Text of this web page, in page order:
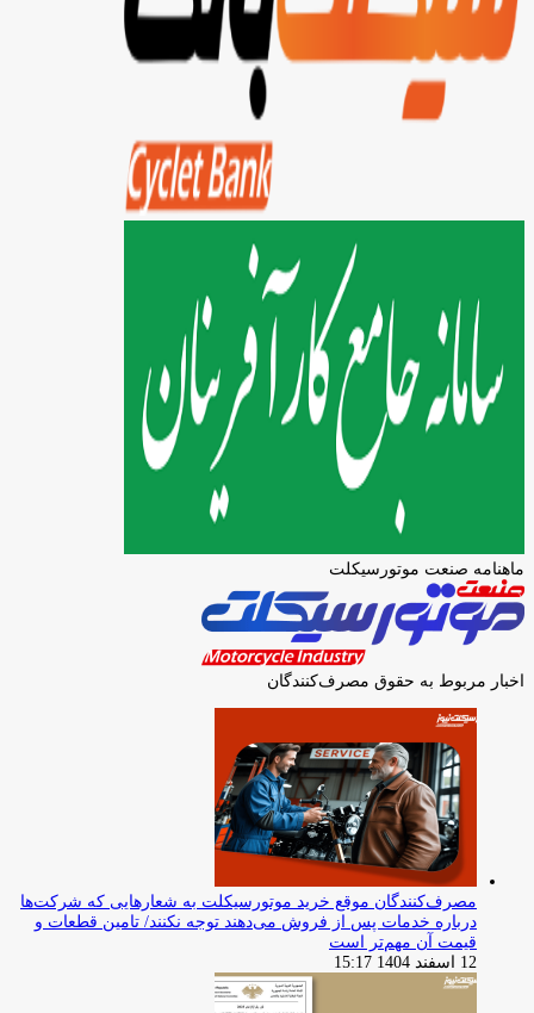
ماهنامه صنعت موتورسیکلت
اخبار مربوط به حقوق مصرف‌کنندگان
مصرف‌کنندگان موقع خرید موتورسیکلت به شعارهایی که شرکت‌ها
درباره خدمات پس از فروش می‌دهند توجه نکنند/ تامین قطعات و
قیمت آن مهم‌تر است
12 اسفند 1404 15:17